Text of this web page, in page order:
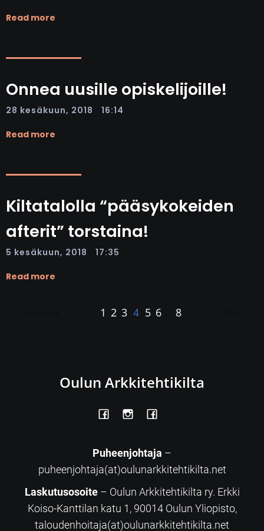
Read more
Onnea uusille opiskelijoille!
28 kesäkuun, 2018 16:14
Read more
Kiltatalolla “pääsykokeiden
afterit” torstaina!
5 kesäkuun, 2018 17:35
Read more
1 2 3 4 5 6 8
Oulun Arkkitehtikilta
Puheenjohtaja –
puheenjohtaja(at)oulunarkkitehtikilta.net
Laskutusosoite– Oulun Arkkitehtikilta ry. Erkki
Koiso-Kanttilan katu 1, 90014 Oulun Yliopisto,
taloudenhoitaja(at)oulunarkkitehtikilta.net